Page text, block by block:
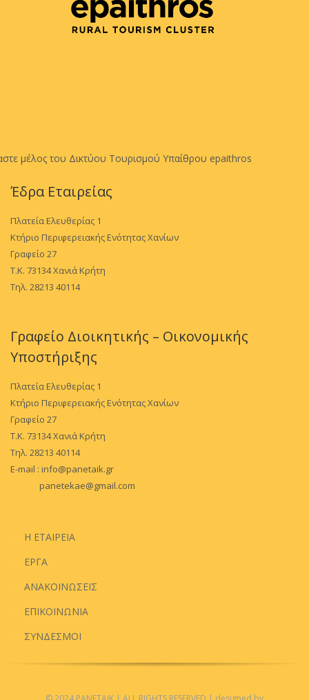
μέλος του Δικτύου Τουρισμού Υπαίθρου epaithros
Έδρα Εταιρείας
Πλατεία Ελευθερίας 1
Κτήριο Περιφερειακής Ενότητας Χανίων
Γραφείο 27
Τ.Κ. 73134 Χανιά Κρήτη
Τηλ. 28213 40114
Γραφείο Διοικητικής – Οικονομικής
Υποστήριξης
Πλατεία Ελευθερίας 1
Κτήριο Περιφερειακής Ενότητας Χανίων
Γραφείο 27
Τ.Κ. 73134 Χανιά Κρήτη
Τηλ. 28213 40114
E-mail : info@panetaik.gr
panetekae@gmail.com
Η ΕΤΑΙΡΕΙΑ
ΕΡΓΑ
ΑΝΑΚΟΙΝΩΣΕΙΣ
ΕΠΙΚΟΙΝΩΝΙΑ
ΣΥΝΔΕΣΜΟΙ